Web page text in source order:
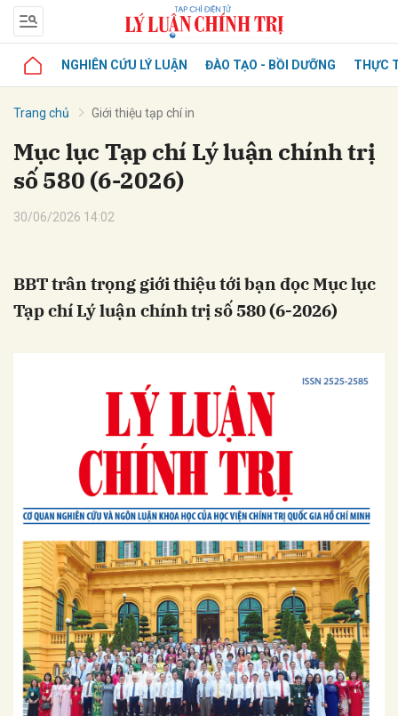
NGHIÊN CỨU LÝ LUẬN ĐÀO TẠO - BỒI DƯỠNG THỰC
Trang chủ Giới thiệu tạp chí in
Mục lục Tạp chí Lý luận chính trị
số 580 (6-2026)
30/06/2026 14:02
BBT trân trọng giới thiệu tới bạn đọc Mục lục
Tạp chí Lý luận chính trị số 580 (6-2026)